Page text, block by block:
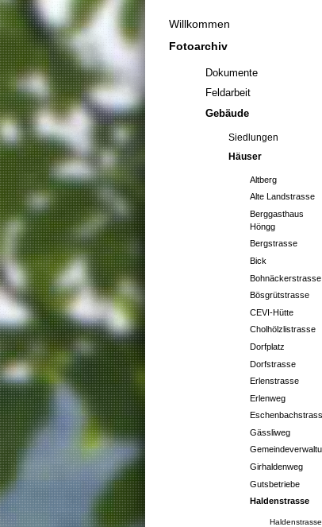
Willkommen
Fotoarchiv
Dokumente
Feldarbeit
Gebäude
Siedlungen
Häuser
Altberg
Alte Landstrasse
Berggasthaus
Höngg
Bergstrasse
Bick
Bohnäckerstrasse
Bösgrütstrasse
CEVI-Hütte
Cholhölzlistrasse
Dorfplatz
Dorfstrasse
Erlenstrasse
Erlenweg
Gässliweg
Girhaldenweg
Gutsbetriebe
Haldenstrasse
Haldenstrasse